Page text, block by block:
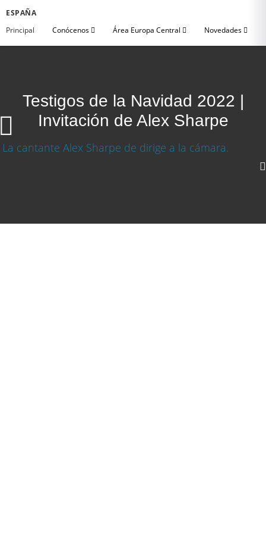
ESPAÑA
Principal
Conócenos Área Europa Central Novedades
Testigos de la Navidad 2022 |
Invitación de Alex Sharpe